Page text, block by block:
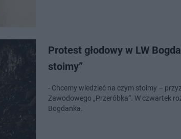
Protest głodowy w LW
stoimy”
- Chcemy wiedzieć na czym stoimy –
Zawodowego „Przeróbka”. W czwartek
Bogdanka.